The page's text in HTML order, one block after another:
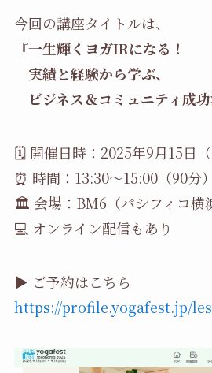
今回の講座タイトルは、
『一生輝くヨガIRになる！
実績と経験から学ぶ、
ビジネス＆コミュニティ成功
🗓 開催日時：2025年9月15日（
⏰ 時間：13:30〜15:00（90分）
🏛 会場：BM6（パシフィコ横
💻 オンライン配信もあり
▶ ご予約はこちら
https://profile.yogafest.jp/